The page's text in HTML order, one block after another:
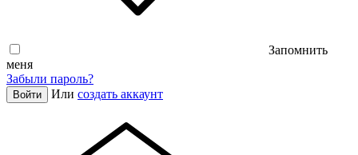
Запомнить
меня
Забыли пароль?
Войти Или создать аккаунт